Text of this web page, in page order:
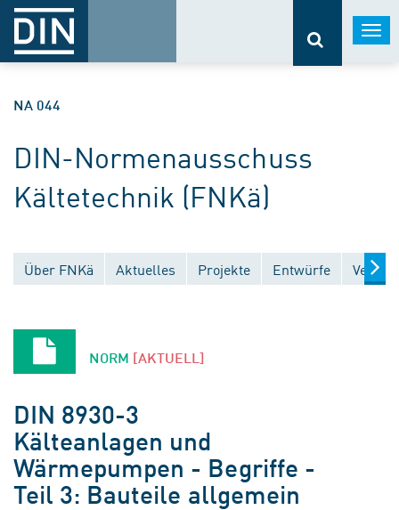
NA 044
DIN-Normenausschuss
Kältetechnik (FNKä)
Über FNKä Aktuelles Projekte Entwürfe
NORM [AKTUELL]
DIN 8930-3
Kälteanlagen und
Wärmepumpen - Begriffe -
Teil 3: Bauteile allgemein